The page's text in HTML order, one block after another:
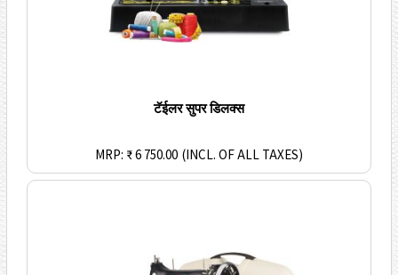
टॅईलर सुपर डिलक्स
MRP: ₹ 6 750.00 (INCL. OF ALL TAXES)